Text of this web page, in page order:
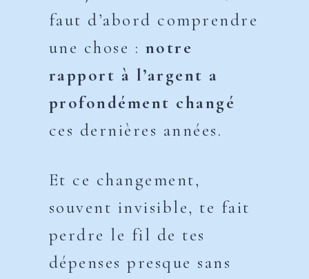
faut d’abord comprendre
une chose : notre
rapport à l’argent a
profondément changé
ces dernières années.
Et ce changement,
souvent invisible, te fait
perdre le fil de tes
dépenses presque sans